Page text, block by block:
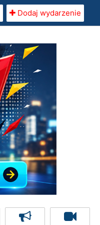
Dodaj wydarzenie